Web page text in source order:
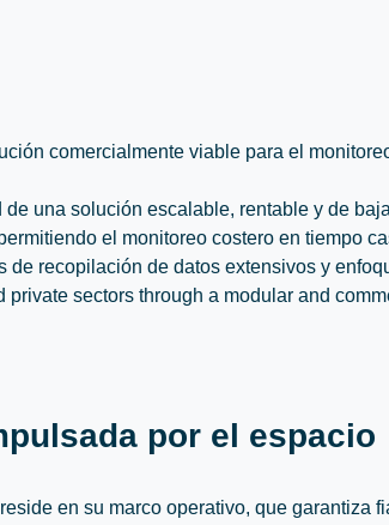
comercialmente viable para el
una solución escalable, rentable y de
el monitoreo costero en tiempo
de recopilación de datos extensivos y
private sectors through a modular and
por el espacio
en su marco operativo, que garantiza